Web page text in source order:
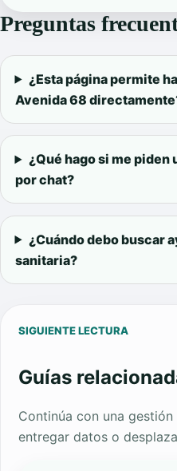
Preguntas
¿Esta página permite
Avenida 68
¿Qué hago si me piden
por chat?
¿Cuándo debo buscar
sanitaria?
SIGUIENTE LECTURA
Guías
Continúa con una
entregar datos o